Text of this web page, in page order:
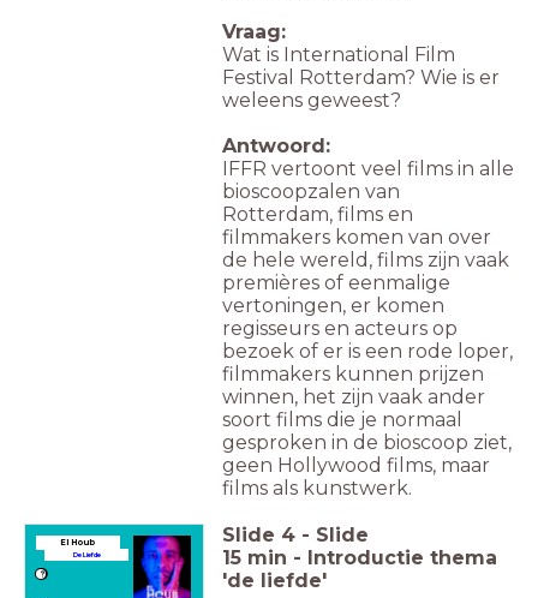
Vraag:
Wat is International Film
Festival Rotterdam? Wie is er
weleens geweest?
Antwoord:
IFFR vertoont veel films in alle
bioscoopzalen van
Rotterdam, films en
filmmakers komen van over
de hele wereld, films zijn vaak
premières of eenmalige
vertoningen, er komen
regisseurs en acteurs op
bezoek of er is een rode loper,
filmmakers kunnen prijzen
winnen, het zijn vaak ander
soort films die je normaal
gesproken in de bioscoop ziet,
geen Hollywood films, maar
films als kunstwerk.
De Liefde
El Houb Slide 4 - Slide
15 min - Introductie thema
'de liefde'